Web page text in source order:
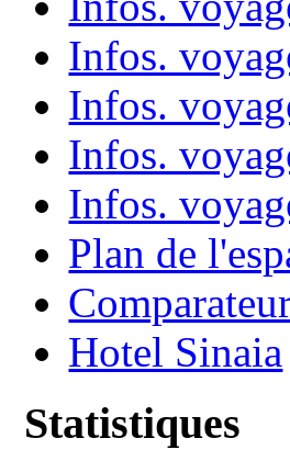
Infos.
Infos.
Infos.
Infos.
Plan de
Hotel Sinaia
Statistiques